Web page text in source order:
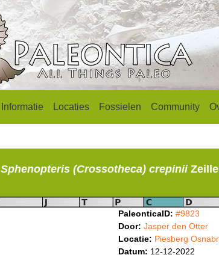
Informatie Locaties Fossielen Community
Sphenopteris (Crossotheca)crepinii
PaleonticaID: #9823
Door: Jasper den Otter
Locatie: Piesberg
Datum: 12-12-2022